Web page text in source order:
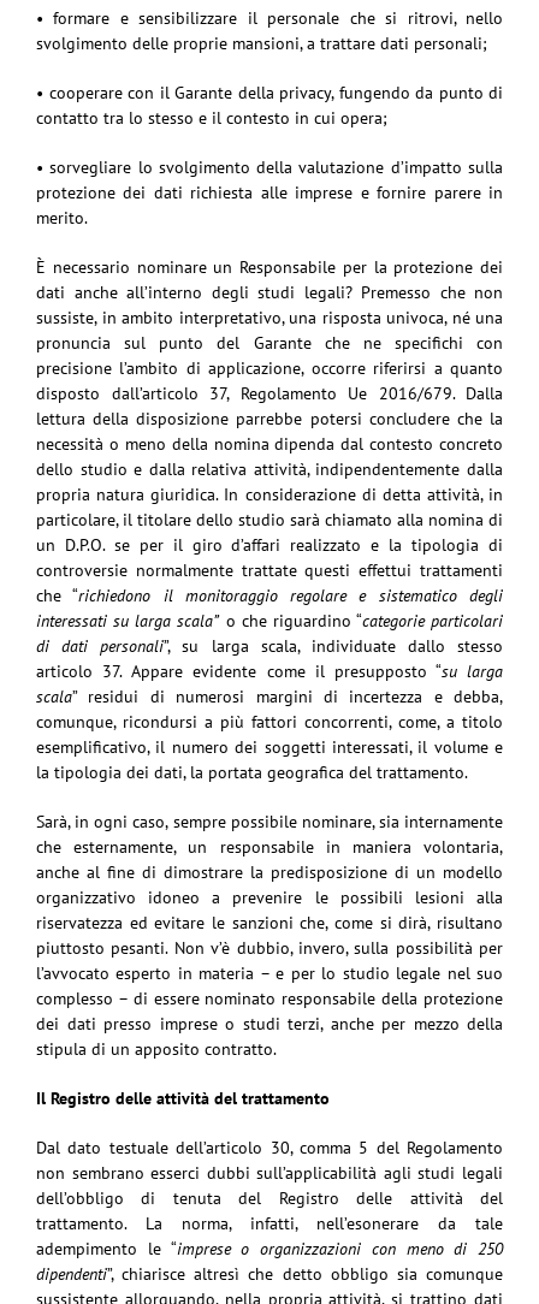
• formare e sensibilizzare il personale che si ritrovi, nello
svolgimento delle proprie mansioni, a trattare dati personali;
• cooperare con il Garante della privacy, fungendo da punto di
contatto tra lo stesso e il contesto in cui opera;
• sorvegliare lo svolgimento della valutazione d’impatto sulla
protezione dei dati richiesta alle imprese e fornire parere in
merito.
È necessario nominare un Responsabile per la protezione dei
dati anche all’interno degli studi legali? Premesso che non
sussiste, in ambito interpretativo, una risposta univoca, né una
pronuncia sul punto del Garante che ne specifichi con
precisione l’ambito di applicazione, occorre riferirsi a quanto
disposto dall’articolo 37, Regolamento Ue 2016/679. Dalla
lettura della disposizione parrebbe potersi concludere che la
necessità o meno della nomina dipenda dal contesto concreto
dello studio e dalla relativa attività, indipendentemente dalla
propria natura giuridica. In considerazione di detta attività, in
particolare, il titolare dello studio sarà chiamato alla nomina di
un D.P.O. se per il giro d’affari realizzato e la tipologia di
controversie normalmente trattate questi effettui trattamenti
che “richiedono il monitoraggio regolare e sistematico degli
interessati su larga scala”o che riguardino “categorie particolari
di dati personali”, su larga scala, individuate dallo stesso
articolo 37. Appare evidente come il presupposto “su larga
scala” residui di numerosi margini di incertezza e debba,
comunque, ricondursi a più fattori concorrenti, come, a titolo
esemplificativo, il numero dei soggetti interessati, il volume e
la tipologia dei dati, la portata geografica del trattamento.
Sarà, in ogni caso, sempre possibile nominare, sia internamente
che esternamente, un responsabile in maniera volontaria,
anche al fine di dimostrare la predisposizione di un modello
organizzativo idoneo a prevenire le possibili lesioni alla
riservatezza ed evitare le sanzioni che, come si dirà, risultano
piuttosto pesanti. Non v’è dubbio, invero, sulla possibilità per
l’avvocato esperto in materia – e per lo studio legale nel suo
complesso – di essere nominato responsabile della protezione
dei dati presso imprese o studi terzi, anche per mezzo della
stipula di un apposito contratto.
Il Registro delle attività del trattamento
Dal dato testuale dell’articolo 30, comma 5 del Regolamento
non sembrano esserci dubbi sull’applicabilità agli studi legali
dell’obbligo di tenuta del Registro delle attività del
trattamento. La norma, infatti, nell’esonerare da tale
adempimento le “imprese o organizzazioni con meno di 250
dipendenti”, chiarisce altresì che detto obbligo sia comunque
sussistente allorquando, nella propria attività, si trattino dati